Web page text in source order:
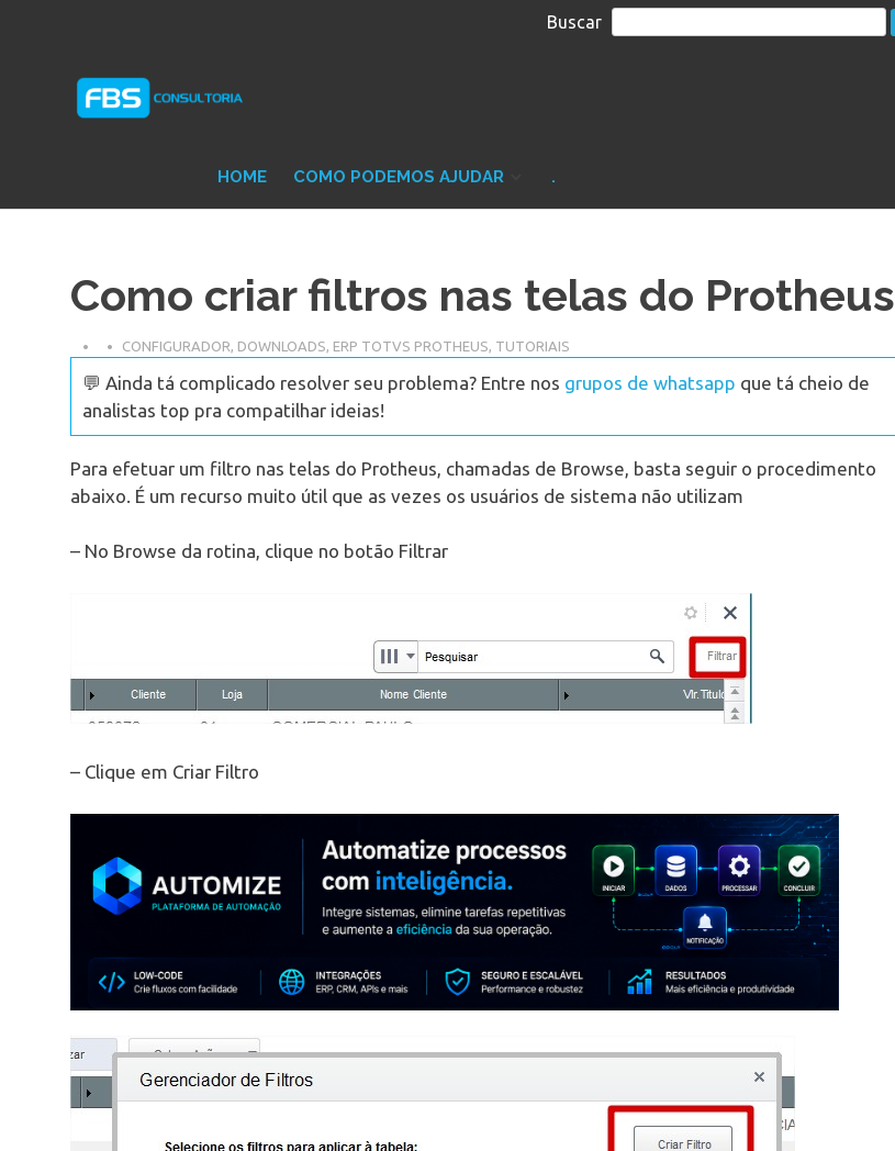
Buscar
Protheus
TOTVS
HOME COMO PODEMOS AJUDAR .
Como criar filtros nas telas do Protheus
CONFIGURADOR DOWNLOADS ERP TOTVS PROTHEUS TUTORIAIS
💬 Ainda tá complicado resolver seu problema? Entre nos grupos de whatsapp que tá cheio de
analistas top pra compatilhar ideias!
Para efetuar um filtro nas telas do Protheus, chamadas de Browse, basta seguir o procedimento
abaixo. É um recurso muito útil que as vezes os usuários de sistema não utilizam
– No Browse da rotina, clique no botão Filtrar
– Clique em Criar Filtro